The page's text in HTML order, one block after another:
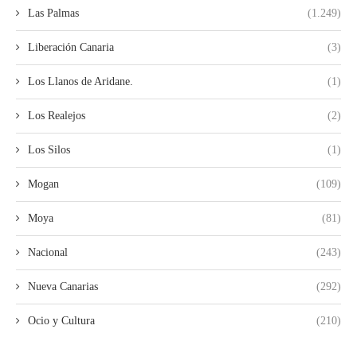
Las Palmas (1.249)
Liberación Canaria (3)
Los Llanos de Aridane. (1)
Los Realejos (2)
Los Silos (1)
Mogan (109)
Moya (81)
Nacional (243)
Nueva Canarias (292)
Ocio y Cultura (210)